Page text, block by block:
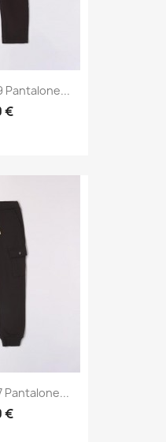
Pantalone...
€
Pantalone...
€